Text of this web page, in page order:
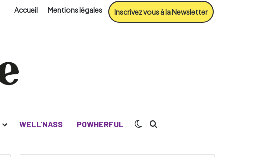
Accueil Mentions légales Inscrivez vous à la Newsletter
WELL’NASS POWHERFUL Switch skin